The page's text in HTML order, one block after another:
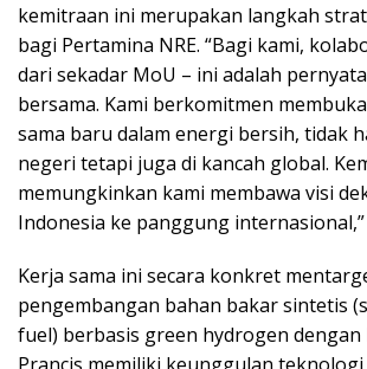
kemitraan ini merupakan langkah
bagi Pertamina NRE. “Bagi kami,
dari sekadar MoU – ini adalah
bersama. Kami berkomitmen
sama baru dalam energi bersih, tidak
negeri tetapi juga di kancah global.
memungkinkan kami membawa visi
Indonesia ke panggung internasional,”
Kerja sama ini secara konkret
pengembangan bahan bakar sintetis
fuel) berbasis green hydrogen dengan